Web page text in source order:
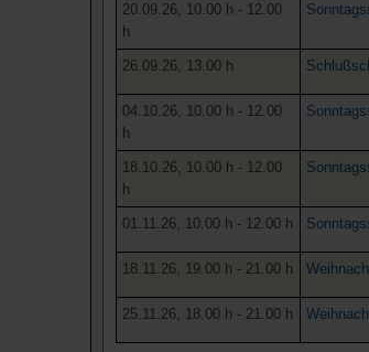
20.09.26, 10.00 h - 12.00
h
26.09.26, 13.00 h
04.10.26, 10.00 h - 12.00
h
18.10.26, 10.00 h - 12.00
h
01.11.26, 10.00 h - 12.00 h
18.11.26, 19.00 h - 21.00 h
25.11.26, 18.00 h - 21.00 h